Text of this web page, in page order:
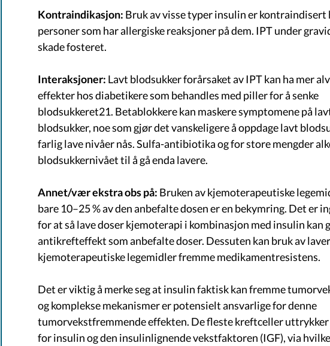
​Kontraindikasjon: Bruk av visse typer insulin er kontraindisert
personer som har allergiske reaksjoner på dem. IPT under
skade fosteret.
Interaksjoner: Lavt blodsukker forårsaket av IPT kan ha mer
effekter hos diabetikere som behandles med piller for å senke
blodsukkeret21. Betablokkere kan maskere symptomene på
blodsukker, noe som gjør det vanskeligere å oppdage lavt
farlig lave nivåer nås. Sulfa-antibiotika og for store mengder
blodsukkernivået til å gå enda lavere.
Annet/vær ekstra obs på: Bruken av kjemoterapeutiske
bare 10–25 % av den anbefalte dosen er en bekymring. Det er
for at så lave doser kjemoterapi i kombinasjon med insulin kan
antikrefteffekt som anbefalte doser. Dessuten kan bruk av
kjemoterapeutiske legemidler fremme medikamentresistens.
Det er viktig å merke seg at insulin faktisk kan fremme
og komplekse mekanismer er potensielt ansvarlige for denne
tumorvekstfremmende effekten. De fleste kreftceller
for insulin og den insulinlignende vekstfaktoren (IGF), via